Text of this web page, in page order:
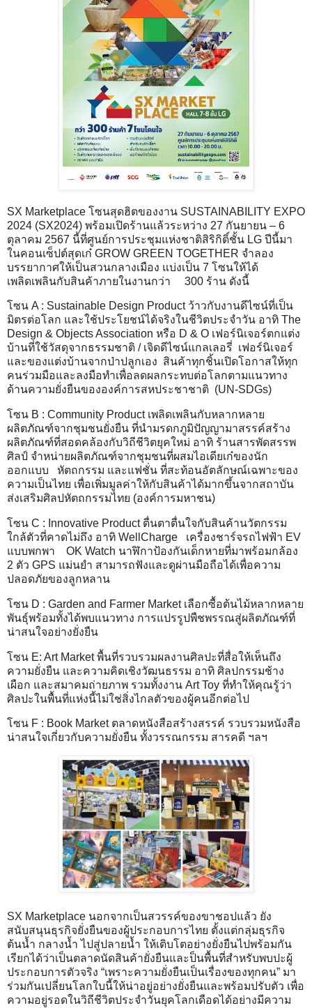
SX Marketplace โซนสุดฮิตของงาน SUSTAINABILITY EXPO
2024 (SX2024) พร้อมเปิดร้านแล้วระหว่าง 27 กันยายน – 6
ตุลาคม 2567 นี้ที่ศูนย์การประชุมแห่งชาติสิริกิติ์ชั้น LG ปีนี้มา
ในคอนเซ็ปต์สุดเก๋ GROW GREEN TOGETHER จำลอง
บรรยากาศให้เป็นสวนกลางเมือง แบ่งเป็น 7 โซนให้ได้
เพลิดเพลินกับสินค้าภายในงานกว่า 300 ร้าน ดังนี้
โซน A : Sustainable Design Product ว้าวกับงานดีไซน์ที่เป็น
มิตรต่อโลก และใช้ประโยชน์ได้จริงในชีวิตประจำวัน อาทิ The
Design & Objects Association หรือ D & O เฟอร์นิเจอร์ตกแต่ง
บ้านที่ใช้วัสดุจากธรรมชาติ / เจิดดีไซน์แกลเลอรี่ เฟอร์นิเจอร์
และของแต่งบ้านจากป่าปลูกเอง สินค้าทุกชิ้นเปิดโอกาสให้ทุก
คนร่วมมือและลงมือทำเพื่อลดผลกระทบต่อโลกตามแนวทาง
ด้านความยั่งยืนขององค์การสหประชาชาติ (UN-SDGs)
โซน B : Community Product เพลิดเพลินกับหลากหลาย
ผลิตภัณฑ์จากชุมชนยั่งยืน ที่นำมรดกภูมิปัญญามาสรรค์สร้าง
ผลิตภัณฑ์ที่สอดคล้องกับวิถีชีวิตยุคใหม่ อาทิ ร้านสารพัดสรรพ
ศิลป์ จำหน่ายผลิตภัณฑ์จากชุมชนที่ผสมไอเดียเก๋ของนัก
ออกแบบ หัตถกรรม และแฟชั่น ที่สะท้อนอัตลักษณ์เฉพาะของ
ความเป็นไทย เพื่อเพิ่มมูลค่าให้กับสินค้าได้มากขึ้นจากสถาบัน
ส่งเสริมศิลปหัตถกรรมไทย (องค์การมหาชน)
โซน C : Innovative Product ตื่นตาตื่นใจกับสินค้านวัตกรรม
ใกล้ตัวที่คาดไม่ถึง อาทิ WellCharge เครื่องชาร์จรถไฟฟ้า EV
แบบพกพา OK Watch นาฬิกาป้องกันเด็กหายที่มาพร้อมกล้อง
2 ตัว GPS แม่นยำ สามารถฟังและดูผ่านมือถือได้เพื่อความ
ปลอดภัยของลูกหลาน
โซน D : Garden and Farmer Market เลือกซื้อต้นไม้หลากหลาย
พันธุ์พร้อมทั้งได้พบแนวทาง การแปรรูปพืชพรรณสู่ผลิตภัณฑ์ที่
น่าสนใจอย่างยั่งยืน
โซน E: Art Market พื้นที่รวบรวมผลงานศิลปะที่สื่อให้เห็นถึง
ความยั่งยืน และความคิดเชิงวัฒนธรรม อาทิ ศิลปกรรมช้าง
เผือก และสมาคมถ่ายภาพ รวมทั้งงาน Art Toy ที่ทำให้คุณรู้ว่า
ศิลปะในพื้นที่แห่งนี้ไม่ใช่สิ่งไกลตัวของผู้คนอีกต่อไป
โซน F : Book Market ตลาดหนังสือสร้างสรรค์ รวบรวมหนังสือ
น่าสนใจเกี่ยวกับความยั่งยืน ทั้งวรรณกรรม สารคดี ฯลฯ
SX Marketplace นอกจากเป็นสวรรค์ของขาชอปแล้ว ยัง
สนับสนุนธุรกิจยั่งยืนของผู้ประกอบการไทย ตั้งแต่กลุ่มธุรกิจ
ต้นน้ำ กลางน้ำ ไปสู่ปลายน้ำ ให้เติบโตอย่างยั่งยืนไปพร้อมกัน
เรียกได้ว่าเป็นตลาดนัดสินค้ายั่งยืนและป็นพื้นที่สำหรับพบปะผู้
ประกอบการตัวจริง “เพราะความยั่งยืนเป็นเรื่องของทุกคน” มา
ร่วมกันเปลี่ยนโลกใบนี้ให้น่าอยู่อย่างยั่งยืนและพร้อมปรับตัว เพื่อ
ความอยู่รอดในวิถีชีวิตประจำวันยุคโลกเดือดได้อย่างมีความ